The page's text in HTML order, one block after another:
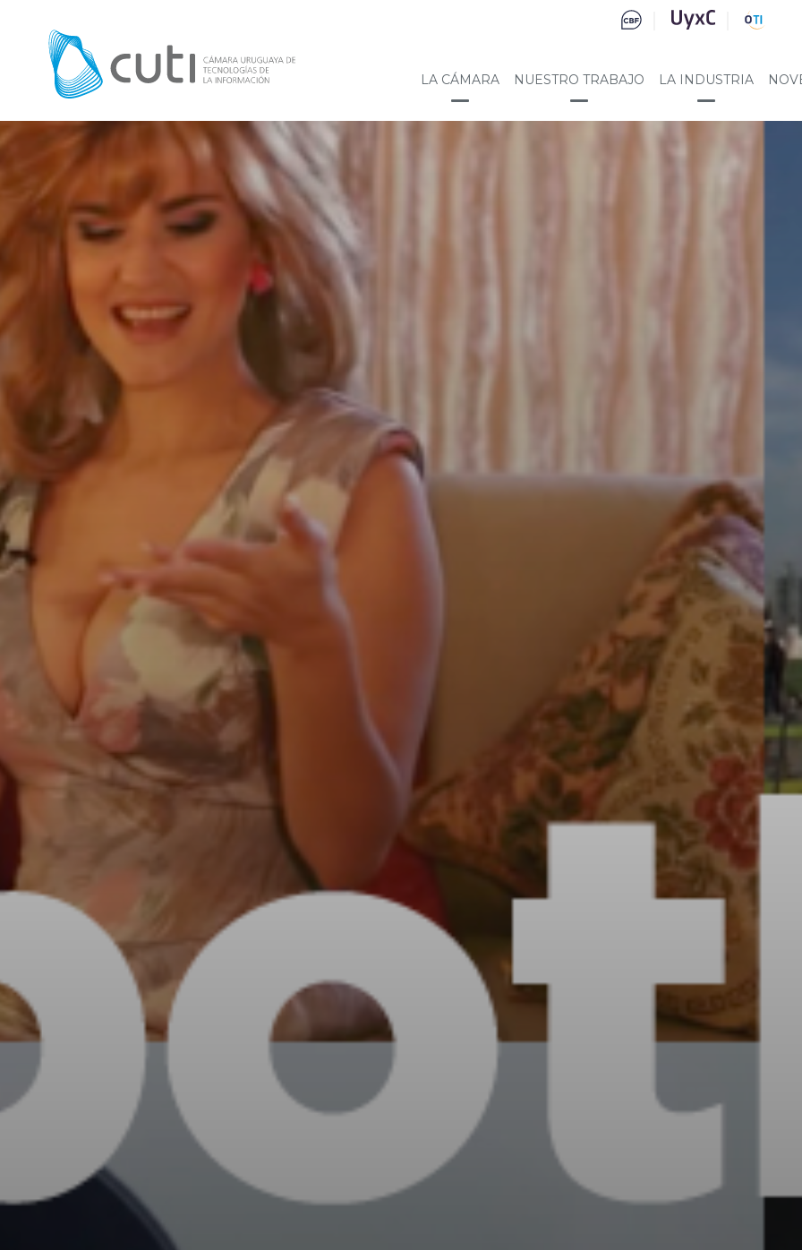
LA CÁMARA NUESTRO TRABAJO LA INDUSTRIA